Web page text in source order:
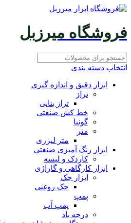
فروشگاه میرزبل
انتخاب دسته بندی
ابزار دقیق و اندازه گیری
تراز
تراز بنایی
خط کش صنعتی
گونیا
متر
متر لیزری
ابزار رنگ آمیزی صنعتی
کاردک و لیسه
ابزار کارگاهی و گاراژی
ابزار جک
جک روغنی
پمپ
پمپ آب
درجه باد